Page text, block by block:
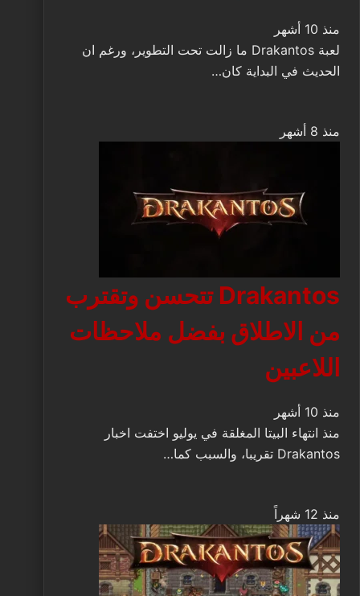
منذ 10 أشهر
لعبة Drakantos ما زالت تحت التطوير، ورغم ان
الحديث في البداية كان…
منذ 8 أشهر
Drakantos تتحسن وتقترب
من الاطلاق بفضل ملاحظات
اللاعبين
منذ 10 أشهر
منذ انتهاء البيتا المغلقة في يوليو اختفت اخبار
Drakantos تقريبا، والسبب كما…
منذ 12 شهراً